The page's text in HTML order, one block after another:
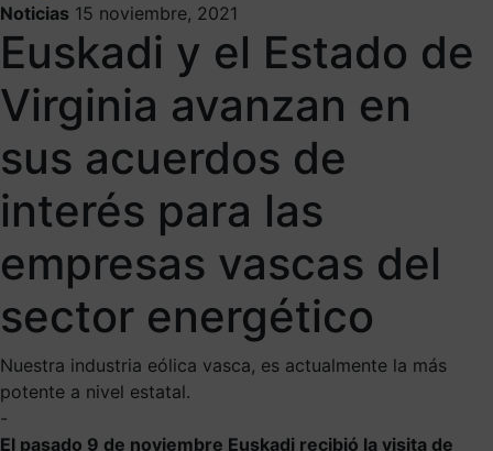
Noticias 15 noviembre, 2021
Euskadi y el Estado de
Virginia avanzan en
sus acuerdos de
interés para las
empresas vascas del
sector energético
Nuestra industria eólica vasca, es actualmente la más
potente a nivel estatal.
-
El pasado 9 de noviembre Euskadi recibió la visita de